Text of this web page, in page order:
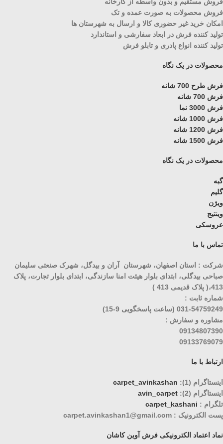
فروش محصولات به صورت عمده و تک
امکان خرید غیر حضوری کالا و ارسال به شهرستان ها
تولید کننده فرش در ابعاد سفارشی و استاندارد
تولید کننده انواع پادری و تابلو فرش
محصولات در یک نگاه
فرش طرح 700 شانه
فرش 700 شانه
فرش 3000 نما
فرش 1000 شانه
فرش 1200 شانه
فرش 1500 شانه
محصولات در یک نگاه
گبه
گلیم
ویژن
وینتیج
عروسکی
تماس با ما
شرکت : استان اصفهان، شهرستان آران و بیدگل، شهرک صنعتی سلیمان
صباحی بیدگلی، ابتدای بلوار هیئت امنا سازندگی، ابتدای بلوار تجارت، پلاک
413،( پلاک قدیمی 413 )
شماره ثابت :
031-54759249 (ساعت پاسخگویی 9-15)
مشاوره و سفارش :
09134807390
09133769079
ارتباط با ما
اینستاگرام (1):
carpet_avinkashan
اینستاگرام (2):
avin_carpet
تلگرام : carpet_kashani
پست الکترونیک : carpet.avinkashan1@gmail.com
نماد اعتماد الکترونیکی فرش آوین کاشان